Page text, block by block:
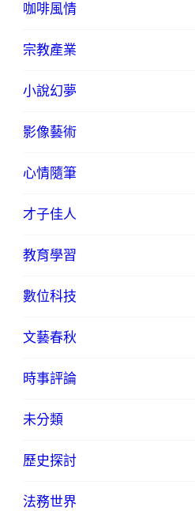
咖啡風情
宗教產業
小說幻夢
影像藝術
心情隨筆
才子佳人
教育學習
數位科技
文藝春秋
時事評論
未分類
歷史探討
法務世界